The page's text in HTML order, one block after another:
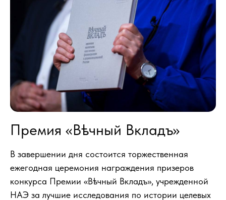
Премия «Вѣчный Вкладъ»
В завершении дня состоится торжественная
ежегодная церемония награждения призеров
конкурса Премии «Вѣчный Вкладъ», учрежденной
НАЭ за лучшие исследования по истории целевых